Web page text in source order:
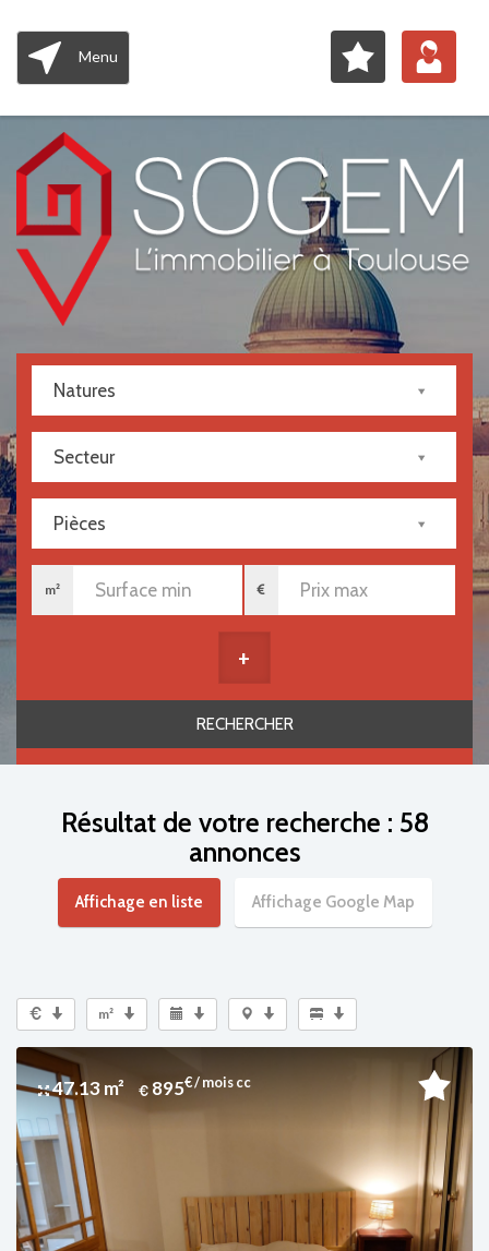
Menu
Natures
Secteur
Pièces
m²
+
Résultat de votre recherche : 58
annonces
Affichage en liste Affichage Google Map
m²
47.13 m² 895€ / mois cc